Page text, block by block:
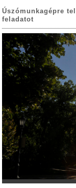
Úszómunkagépre
feladatot